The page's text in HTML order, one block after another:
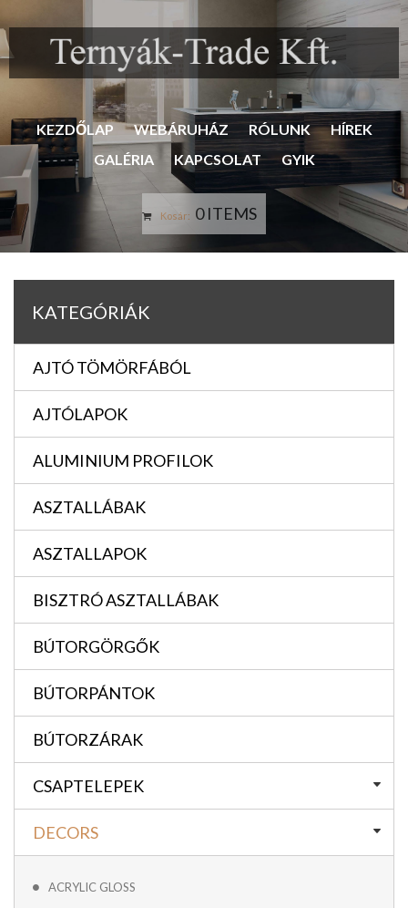
KEZDŐLAP WEBÁRUHÁZ RÓLUNK
HÍREK
GALÉRIA
KAPCSOLAT GYIK
Kosár: 0 ITEMS
KATEGÓRIÁK
AJTÓ TÖMÖRFÁBÓL
AJTÓLAPOK
ALUMINIUM PROFILOK
ASZTALLÁBAK
ASZTALLAPOK
BISZTRÓ ASZTALLÁBAK
BÚTORGÖRGŐK
BÚTORPÁNTOK
BÚTORZÁRAK
CSAPTELEPEK
DECORS
ACRYLIC GLOSS